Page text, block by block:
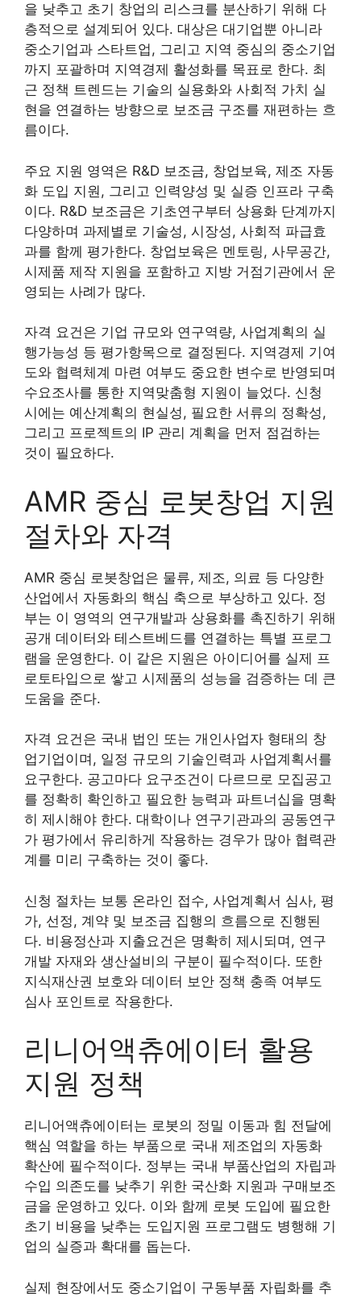
을 낮추고 초기 창업의 리스크를 분산하기 위해 다
층적으로 설계되어 있다. 대상은 대기업뿐 아니라
중소기업과 스타트업, 그리고 지역 중심의 중소기업
까지 포괄하며 지역경제 활성화를 목표로 한다. 최
근 정책 트렌드는 기술의 실용화와 사회적 가치 실
현을 연결하는 방향으로 보조금 구조를 재편하는 흐
름이다.
주요 지원 영역은 R&D 보조금, 창업보육, 제조 자동
화 도입 지원, 그리고 인력양성 및 실증 인프라 구축
이다. R&D 보조금은 기초연구부터 상용화 단계까지
다양하며 과제별로 기술성, 시장성, 사회적 파급효
과를 함께 평가한다. 창업보육은 멘토링, 사무공간,
시제품 제작 지원을 포함하고 지방 거점기관에서 운
영되는 사례가 많다.
자격 요건은 기업 규모와 연구역량, 사업계획의 실
행가능성 등 평가항목으로 결정된다. 지역경제 기여
도와 협력체계 마련 여부도 중요한 변수로 반영되며
수요조사를 통한 지역맞춤형 지원이 늘었다. 신청
시에는 예산계획의 현실성, 필요한 서류의 정확성,
그리고 프로젝트의 IP 관리 계획을 먼저 점검하는
것이 필요하다.
AMR 중심 로봇창업 지원
절차와 자격
AMR 중심 로봇창업은 물류, 제조, 의료 등 다양한
산업에서 자동화의 핵심 축으로 부상하고 있다. 정
부는 이 영역의 연구개발과 상용화를 촉진하기 위해
공개 데이터와 테스트베드를 연결하는 특별 프로그
램을 운영한다. 이 같은 지원은 아이디어를 실제 프
로토타입으로 쌓고 시제품의 성능을 검증하는 데 큰
도움을 준다.
자격 요건은 국내 법인 또는 개인사업자 형태의 창
업기업이며, 일정 규모의 기술인력과 사업계획서를
요구한다. 공고마다 요구조건이 다르므로 모집공고
를 정확히 확인하고 필요한 능력과 파트너십을 명확
히 제시해야 한다. 대학이나 연구기관과의 공동연구
가 평가에서 유리하게 작용하는 경우가 많아 협력관
계를 미리 구축하는 것이 좋다.
신청 절차는 보통 온라인 접수, 사업계획서 심사, 평
가, 선정, 계약 및 보조금 집행의 흐름으로 진행된
다. 비용정산과 지출요건은 명확히 제시되며, 연구
개발 자재와 생산설비의 구분이 필수적이다. 또한
지식재산권 보호와 데이터 보안 정책 충족 여부도
심사 포인트로 작용한다.
리니어액츄에이터 활용
지원 정책
리니어액츄에이터는 로봇의 정밀 이동과 힘 전달에
핵심 역할을 하는 부품으로 국내 제조업의 자동화
확산에 필수적이다. 정부는 국내 부품산업의 자립과
수입 의존도를 낮추기 위한 국산화 지원과 구매보조
금을 운영하고 있다. 이와 함께 로봇 도입에 필요한
초기 비용을 낮추는 도입지원 프로그램도 병행해 기
업의 실증과 확대를 돕는다.
실제 현장에서도 중소기업이 구동부품 자립화를 추